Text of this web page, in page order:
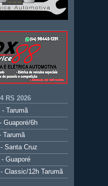
RS 2026
- Tarumã
Guaporé/6h
Tarumã
Santa Cruz
Guaporé
Classic/12h Tarumã